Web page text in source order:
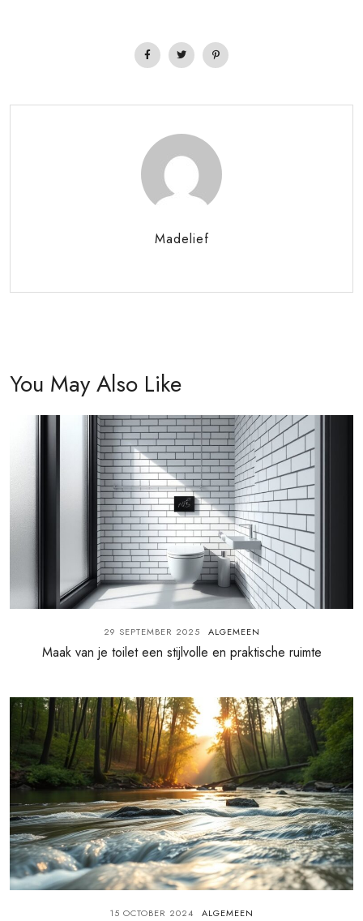
Madelief
You May Also Like
29 SEPTEMBER 2025 ALGEMEEN
Maak van je toilet een stijlvolle en praktische ruimte
15 OCTOBER 2024 ALGEMEEN